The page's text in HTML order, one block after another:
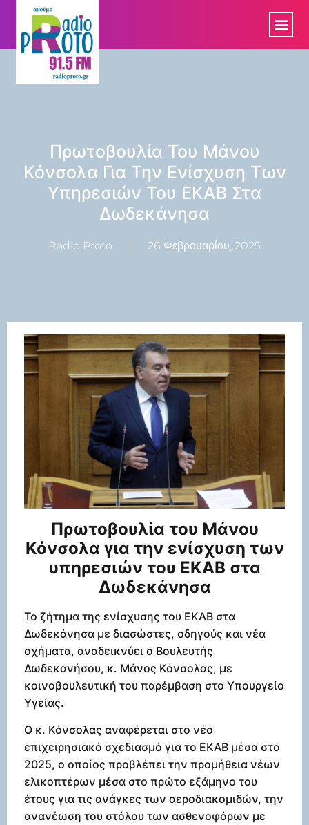
Πρωτοβουλία Του Μάνου
Κόνσολα Για Την Ενίσχυση Των
Υπηρεσιών Του ΕΚΑΒ Στα
Δωδεκάνησα
Radio Proto 26 Φεβρουαρίου, 2025
Πρωτοβουλία του Μάνου
Κόνσολα για την ενίσχυση των
υπηρεσιών του ΕΚΑΒ στα
Δωδεκάνησα
Το ζήτημα της ενίσχυσης του ΕΚΑΒ στα
Δωδεκάνησα με διασώστες, οδηγούς και νέα
οχήματα, αναδεικνύει ο Βουλευτής
Δωδεκανήσου, κ. Μάνος Κόνσολας, με
κοινοβουλευτική του παρέμβαση στο Υπουργείο
Υγείας.
Ο κ. Κόνσολας αναφέρεται στο νέο
επιχειρησιακό σχεδιασμό για το ΕΚΑΒ μέσα στο
2025, ο οποίος προβλέπει την προμήθεια νέων
ελικοπτέρων μέσα στο πρώτο εξάμηνο του
έτους για τις ανάγκες των αεροδιακομιδών, την
ανανέωση του στόλου των ασθενοφόρων με